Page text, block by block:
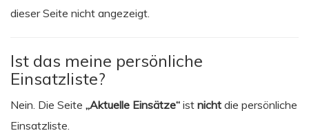
dieser Seite nicht angezeigt.
Ist das meine persönliche
Einsatzliste?
Nein. Die Seite „Aktuelle Einsätze“ ist nicht die persönliche
Einsatzliste.